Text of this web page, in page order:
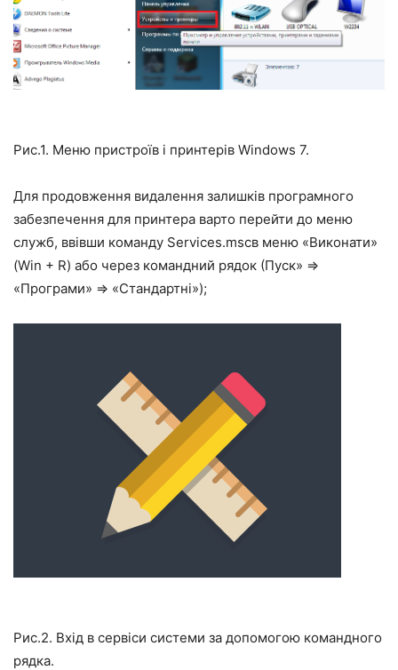
Рис.1. Меню пристроїв і принтерів Windows 7.
Для продовження видалення залишків програмного
забезпечення для принтера варто перейти до меню
служб, ввівши команду Services.mscв меню «Виконати»
(Win + R) або через командний рядок (Пуск» ⇒
«Програми» ⇒ «Стандартні»);
Рис.2. Вхід в сервіси системи за допомогою командного
рядка.